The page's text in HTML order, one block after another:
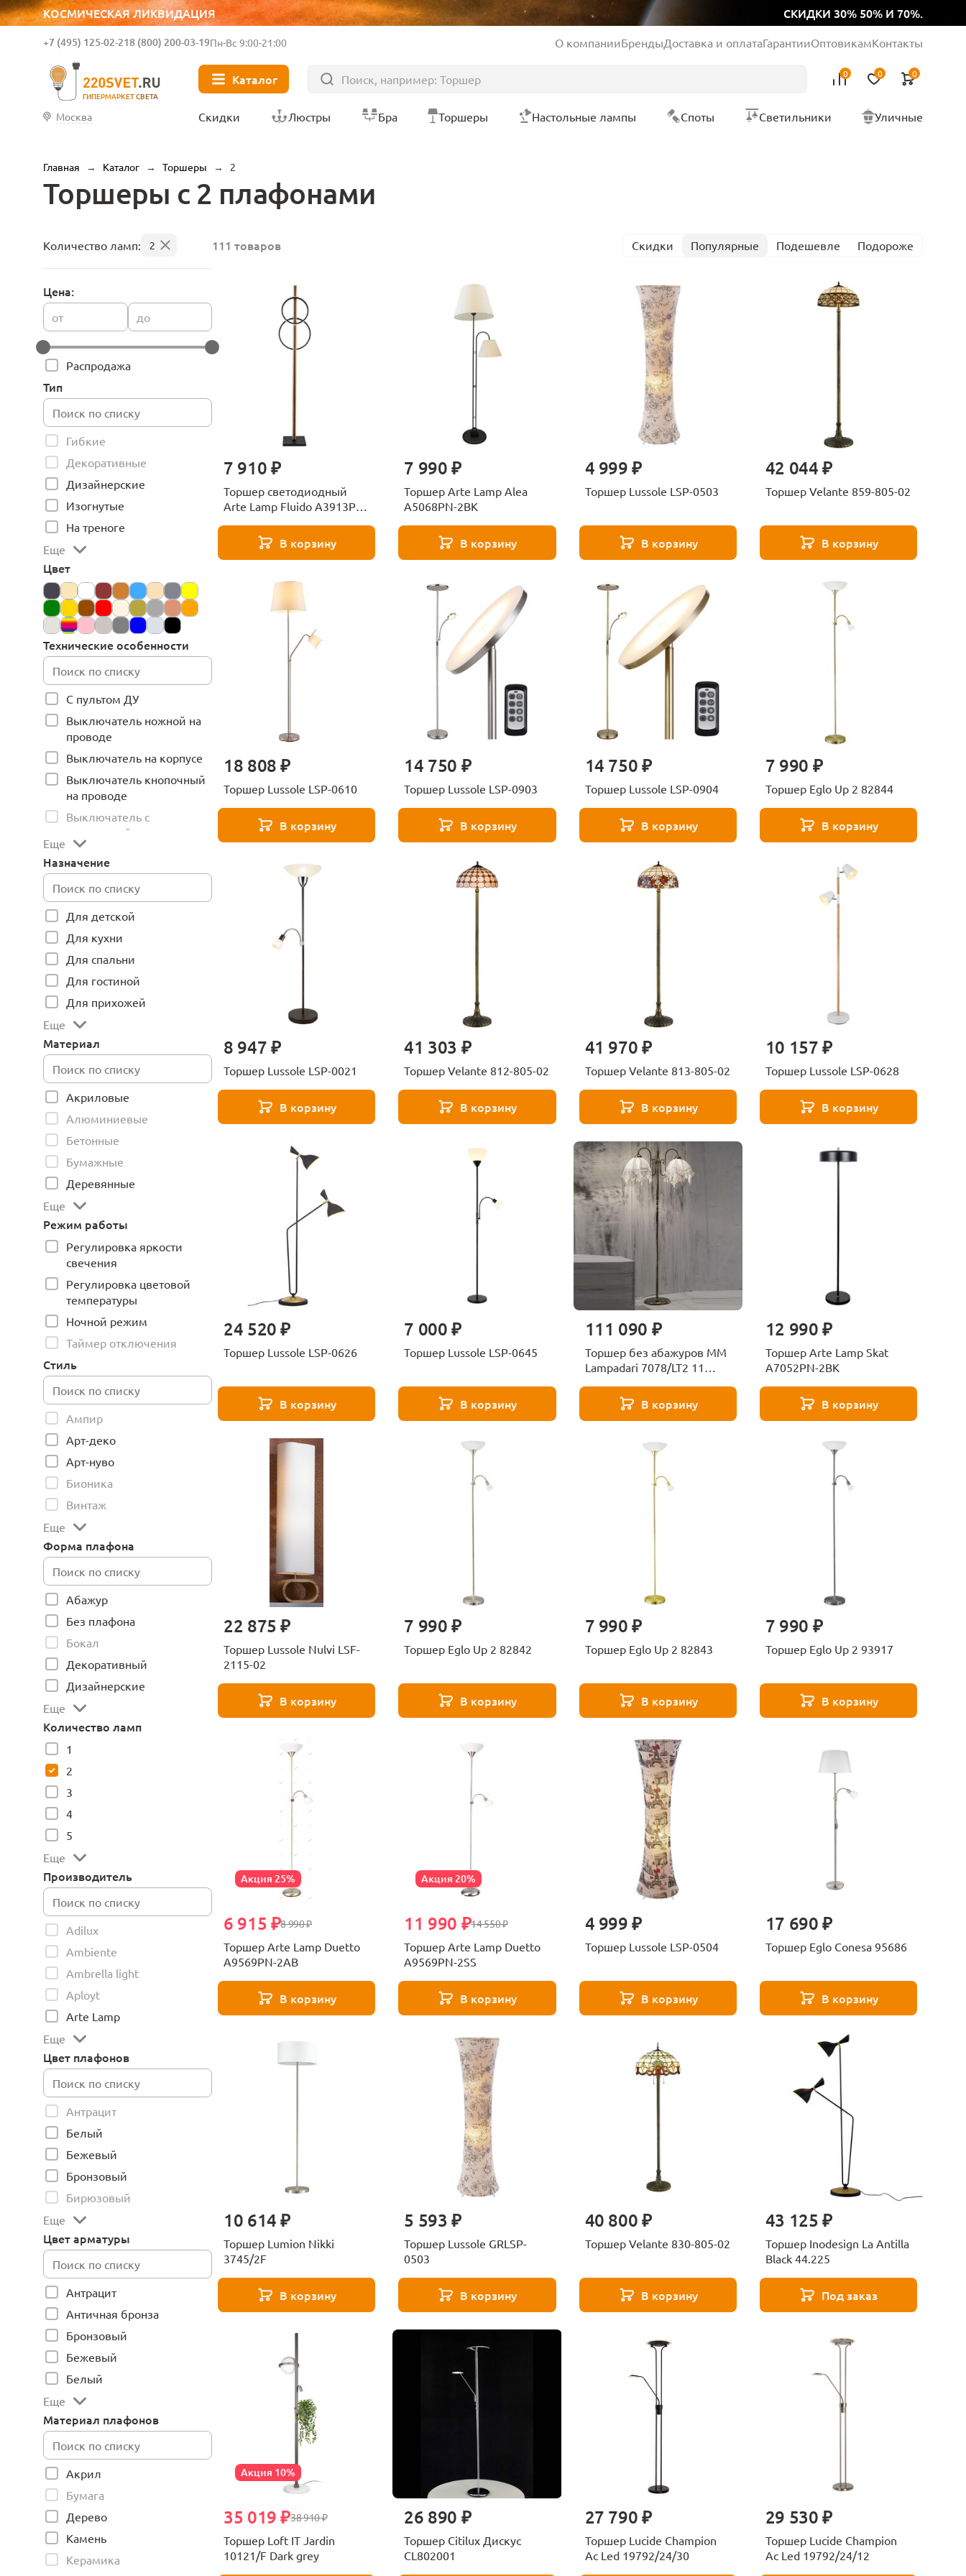
КОСМИЧЕСКАЯ ЛИКВИДАЦИЯ СКИДКИ 30% 50% И 70%.
ГИПЕРМАРКЕТ СВЕТА
+7 (495) 125-02-218 (800) 200-03-19Пн-Вс 9:00-21:00 О компанииБрендыДоставка и оплатаГарантииОптовикамКонтакты
Каталог 0 0 0
Москва Скидки Люстры Бра Торшеры Настольные лампы Споты Светильники Уличные
Главная → Каталог → Торшеры → 2
Торшеры с 2 плафонами
Количество ламп: 2
Цена:
от до
Распродажа
Тип
Гибкие
Декоративные
Дизайнерские
Изогнутые
На треноге
Еще
Цвет
Технические особенности
С пультом ДУ
Выключатель ножной на
проводе
Выключатель на корпусе
Выключатель кнопочный
на проводе
Выключатель с
веревочкой
Еще
Назначение
Для детской
Для кухни
Для спальни
Для гостиной
Для прихожей
Еще
Материал
Акриловые
Алюминиевые
Бетонные
Бумажные
Деревянные
Еще
Режим работы
Регулировка яркости
свечения
Регулировка цветовой
температуры
Ночной режим
Таймер отключения
Стиль
Ампир
Арт-деко
Арт-нуво
Бионика
Винтаж
Еще
Форма плафона
Абажур
Без плафона
Бокал
Декоративный
Дизайнерские
Еще
Количество ламп
1
2
3
4
5
Еще
Производитель
Adilux
Ambiente
Ambrella light
Aployt
Arte Lamp
Еще
Цвет плафонов
Антрацит
Белый
Бежевый
Бронзовый
Бирюзовый
Еще
Цвет арматуры
Антрацит
Античная бронза
Бронзовый
Бежевый
Белый
Еще
Материал плафонов
Акрил
Бумага
Дерево
Камень
Керамика
111 товаров Скидки Популярные Подешевле Подороже
7 910 ₽
Торшер светодиодный
Arte Lamp Fluido A3913PN-
В корзину
7 990 ₽
Торшер Arte Lamp Alea
A5068PN-2BK
В корзину
4 999 ₽
Торшер Lussole LSP-0503
В корзину
42 044 ₽
Торшер Velante 859-805-02
В корзину
18 808 ₽
Торшер Lussole LSP-0610
В корзину
14 750 ₽
Торшер Lussole LSP-0903
В корзину
14 750 ₽
Торшер Lussole LSP-0904
В корзину
7 990 ₽
Торшер Eglo Up 2 82844
В корзину
8 947 ₽
Торшер Lussole LSP-0021
В корзину
41 303 ₽
Торшер Velante 812-805-02
В корзину
41 970 ₽
Торшер Velante 813-805-02
В корзину
10 157 ₽
Торшер Lussole LSP-0628
В корзину
24 520 ₽
Торшер Lussole LSP-0626
В корзину
7 000 ₽
Торшер Lussole LSP-0645
В корзину
111 090 ₽
Торшер без абажуров MM
Lampadari 7078/LT2 11
В корзину
12 990 ₽
Торшер Arte Lamp Skat
A7052PN-2BK
В корзину
22 875 ₽
Торшер Lussole Nulvi LSF-
2115-02
В корзину
7 990 ₽
Торшер Eglo Up 2 82842
В корзину
7 990 ₽
Торшер Eglo Up 2 82843
В корзину
7 990 ₽
Торшер Eglo Up 2 93917
В корзину
Акция 25%
8 990 ₽
6 915 ₽
Торшер Arte Lamp Duetto
A9569PN-2AB
В корзину
Акция 20%
14 550 ₽
11 990 ₽
Торшер Arte Lamp Duetto
A9569PN-2SS
В корзину
4 999 ₽
Торшер Lussole LSP-0504
В корзину
17 690 ₽
Торшер Eglo Conesa 95686
В корзину
10 614 ₽
Торшер Lumion Nikki
3745/2F
В корзину
5 593 ₽
Торшер Lussole GRLSP-
0503
В корзину
40 800 ₽
Торшер Velante 830-805-02
В корзину
43 125 ₽
Торшер Inodesign La Antilla
Black 44.225
Под заказ
Акция 10%
38 910 ₽
35 019 ₽
Торшер Loft IT Jardin
10121/F Dark grey
26 890 ₽
Торшер Citilux Дискус
CL802001
27 790 ₽
Торшер Lucide Champion
Ac Led 19792/24/30
29 530 ₽
Торшер Lucide Champion
Ac Led 19792/24/12